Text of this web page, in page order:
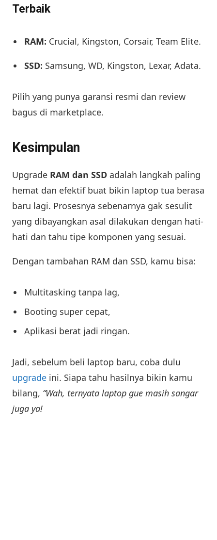
Terbaik
RAM: Crucial, Kingston, Corsair, Team Elite.
SSD: Samsung, WD, Kingston, Lexar, Adata.
Pilih yang punya garansi resmi dan review
bagus di marketplace.
Kesimpulan
Upgrade RAM dan SSD adalah langkah paling
hemat dan efektif buat bikin laptop tua berasa
baru lagi. Prosesnya sebenarnya gak sesulit
yang dibayangkan asal dilakukan dengan hati-
hati dan tahu tipe komponen yang sesuai.
Dengan tambahan RAM dan SSD, kamu bisa:
Multitasking tanpa lag,
Booting super cepat,
Aplikasi berat jadi ringan.
Jadi, sebelum beli laptop baru, coba dulu
upgrade ini. Siapa tahu hasilnya bikin kamu
bilang, “Wah, ternyata laptop gue masih sangar
juga ya!